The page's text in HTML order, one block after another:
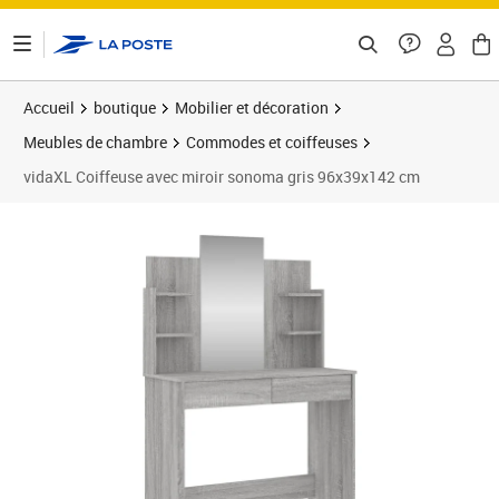
Accueil boutique
Mobilier et décoration
Meubles de chambre
Commodes et coiffeuses
vidaXL Coiffeuse avec miroir sonoma gris 96x39x142 cm